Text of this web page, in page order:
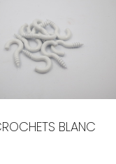
BLANC